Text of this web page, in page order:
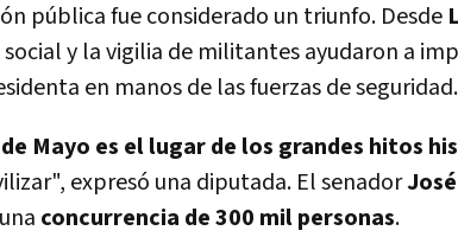
pública fue considerado un triunfo. Desde
y la vigilia de militantes ayudaron a
en manos de las fuerzas de seguridad.
Mayo es el lugar de los grandes hitos
expresó una diputada. El senador
concurrencia de 300 mil personas.